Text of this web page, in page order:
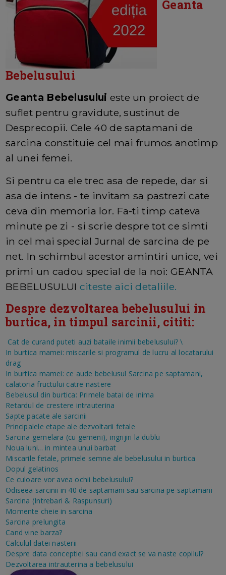
Geanta
Bebelusului
Geanta Bebelusului este un proiect de
suflet pentru gravidute, sustinut de
Desprecopii. Cele 40 de saptamani de
sarcina constituie cel mai frumos anotimp
al unei femei.
Si pentru ca ele trec asa de repede, dar si
asa de intens - te invitam sa pastrezi cate
ceva din memoria lor. Fa-ti timp cateva
minute pe zi - si scrie despre tot ce simti
in cel mai special Jurnal de sarcina de pe
net. In schimbul acestor amintiri unice, vei
primi un cadou special de la noi: GEANTA
BEBELUSULUI citeste aici detaliile.
Despre dezvoltarea bebelusului in
burtica, in timpul sarcinii, cititi:
Cat de curand puteti auzi bataile inimii bebelusului? \
In burtica mamei: miscarile si programul de lucru al locatarului
drag
In burtica mamei: ce aude bebelusul Sarcina pe saptamani,
calatoria fructului catre nastere
Bebelusul din burtica: Primele batai de inima
Retardul de crestere intrauterina
Sapte pacate ale sarcinii
Principalele etape ale dezvoltarii fetale
Sarcina gemelara (cu gemeni), ingrijiri la dublu
Noua luni... in mintea unui barbat
Miscarile fetale, primele semne ale bebelusului in burtica
Dopul gelatinos
Ce culoare vor avea ochii bebelusului?
Odiseea sarcinii in 40 de saptamani sau sarcina pe saptamani
Sarcina (Intrebari & Raspunsuri)
Momente cheie in sarcina
Sarcina prelungita
Cand vine barza?
Calculul datei nasterii
Despre data conceptiei sau cand exact se va naste copilul?
Dezvoltarea intrauterina a bebelusului